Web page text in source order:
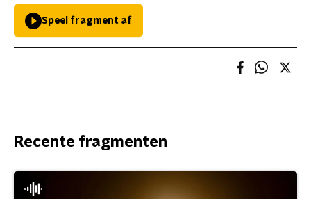
Speel fragment af
Recente fragmenten